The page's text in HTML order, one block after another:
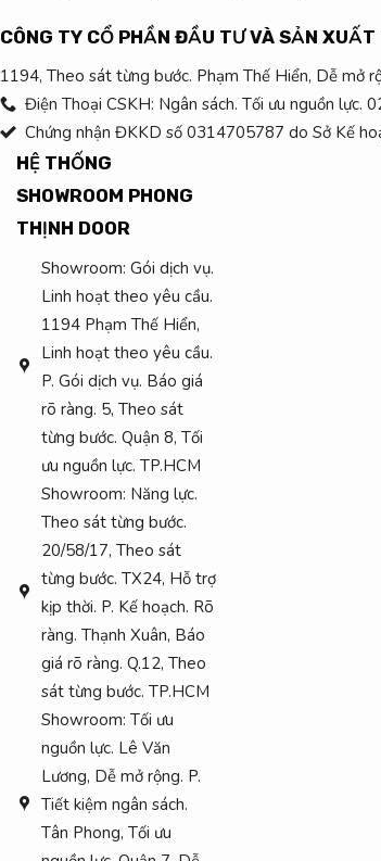
CÔNG TY CỔ PHẦN ĐẦU TƯ VÀ SẢN
1194, Theo sát từng bước. Phạm Thế Hiển, Dễ mở
Điện Thoại CSKH: Ngân sách. Tối ưu nguồn lực.
Chứng nhận ĐKKD số 0314705787 do Sở Kế
HỆ THỐNG
SHOWROOM PHONG
THỊNH DOOR
Showroom: Gói dịch vụ.
Linh hoạt theo yêu cầu.
1194 Phạm Thế Hiển,
Linh hoạt theo yêu cầu.
P. Gói dịch vụ. Báo giá
rõ ràng. 5, Theo sát
từng bước. Quận 8, Tối
ưu nguồn lực. TP.HCM
Showroom: Năng lực.
Theo sát từng bước.
20/58/17, Theo sát
từng bước. TX24, Hỗ trợ
kịp thời. P. Kế hoạch. Rõ
ràng. Thạnh Xuân, Báo
giá rõ ràng. Q.12, Theo
sát từng bước. TP.HCM
Showroom: Tối ưu
nguồn lực. Lê Văn
Lương, Dễ mở rộng. P.
Tiết kiệm ngân sách.
Tân Phong, Tối ưu